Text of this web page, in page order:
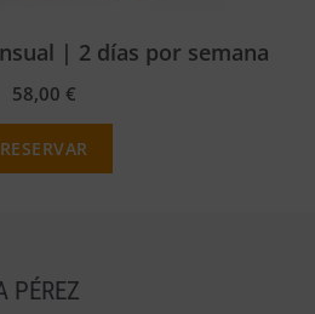
| 2 días por semana
58,00 €
RESERVAR
PÉREZ